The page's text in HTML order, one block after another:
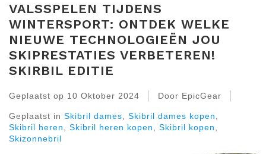
VALSSPELEN TIJDENS
WINTERSPORT: ONTDEK WELKE
NIEUWE TECHNOLOGIEËN JOU
SKIPRESTATIES VERBETEREN!
SKIRBIL EDITIE
Geplaatst op 10 Oktober 2024 Door EpicGear
Geplaatst in Skibril dames Skibril dames kopen
Skibril heren
Skibril heren kopen Skibril kopen
Skizonnebril